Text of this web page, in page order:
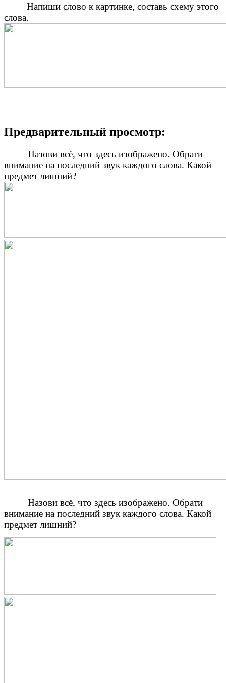
Напиши слово к картинке, составь схему этого
слова.
Предварительный просмотр:
Назови всё, что здесь изображено. Обрати
внимание на последний звук каждого слова. Какой
предмет лишний?
Назови всё, что здесь изображено. Обрати
внимание на последний звук каждого слова. Какой
предмет лишний?